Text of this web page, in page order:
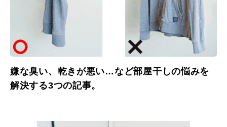
嫌な臭い、乾きが悪い…など部屋干しの悩みを
解決する3つの記事。